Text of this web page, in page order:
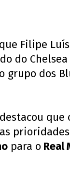
Filipe
do
grupo dos
para o Real